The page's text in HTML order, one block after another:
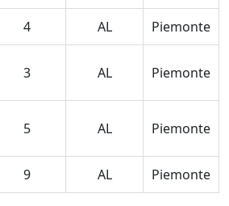
4 AL Piemonte
3 AL Piemonte
5 AL Piemonte
9 AL Piemonte